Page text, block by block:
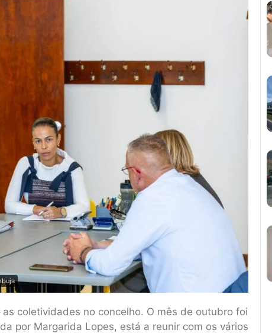
coletividades no concelho. O mês de outubro foi
por Margarida Lopes, está a reunir com os vários